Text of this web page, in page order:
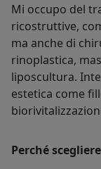
Mi occupo del
ricostruttive,
ma anche di
rinoplastica,
liposcultura.
estetica come
Perché